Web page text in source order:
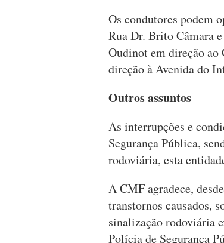
Os condutores podem
Rua Dr. Brito Câmara
Oudinot em direção ao
direção à Avenida do
Outros assuntos
As interrupções e
Segurança Pública,
rodoviária, esta
A CMF agradece,
transtornos causados,
sinalização rodoviária
Polícia de Segurança